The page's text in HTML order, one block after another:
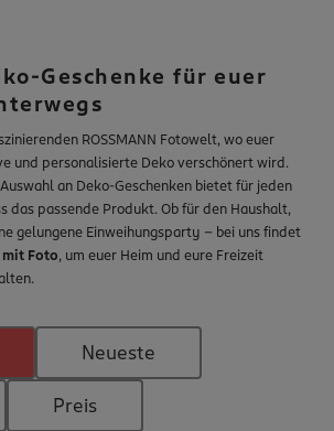
rossmann.de
Nachhaltigkeit
babywelt
Geschenke für euer
ROSSMANN Fotowelt, wo euer
und personalisierte Deko verschönert wird.
an Deko-Geschenken bietet für jeden
das passende Produkt. Ob für den Haushalt,
gelungene Einweihungsparty – bei uns findet
mit Foto, um euer Heim und eure Freizeit
Neueste
Preis